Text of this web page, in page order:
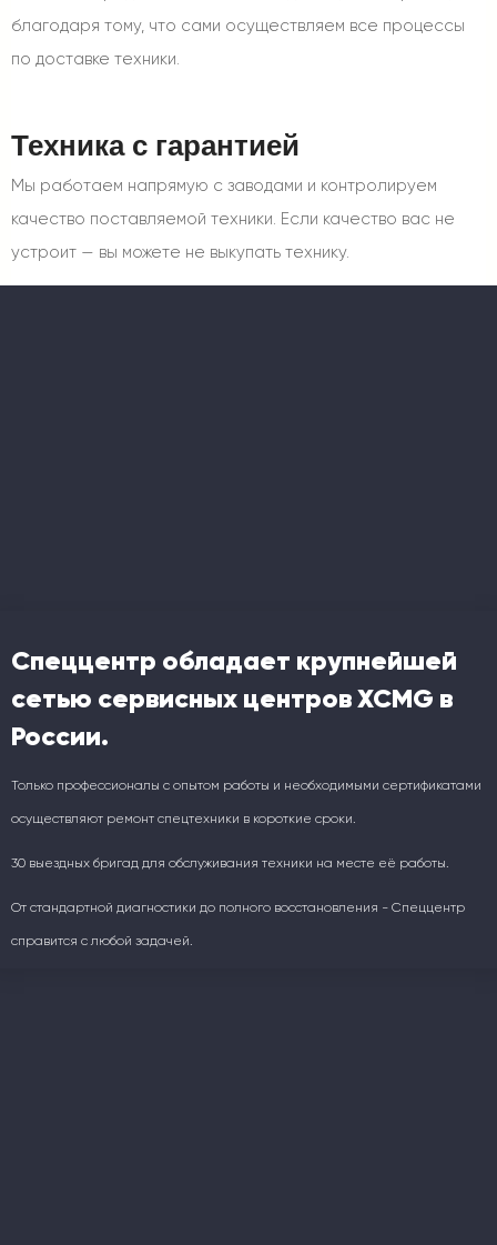
благодаря тому, что сами осуществляем все процессы
по доставке техники.
Техника с гарантией
Мы работаем напрямую с заводами и контролируем
качество поставляемой техники. Если качество вас не
устроит — вы можете не выкупать технику.
Спеццентр обладает крупнейшей
сетью сервисных центров XCMG в
России.
Только профессионалы с опытом работы и необходимыми сертификатами
осуществляют ремонт спецтехники в короткие сроки.
30 выездных бригад для обслуживания техники на месте её работы.
От стандартной диагностики до полного восстановления - Спеццентр
справится с любой задачей.